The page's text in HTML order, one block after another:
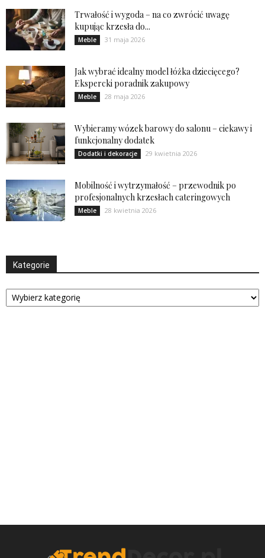
Trwałość i wygoda – na co zwrócić uwagę
kupując krzesła do...
Meble 31 maja 2026
Jak wybrać idealny model łóżka dziecięcego?
Ekspercki poradnik zakupowy
Meble 28 maja 2026
Wybieramy wózek barowy do salonu – ciekawy i
funkcjonalny dodatek
Dodatki i dekoracje 29 kwietnia 2026
Mobilność i wytrzymałość – przewodnik po
profesjonalnych krzesłach cateringowych
Meble 28 kwietnia 2026
Kategorie
Kategorie